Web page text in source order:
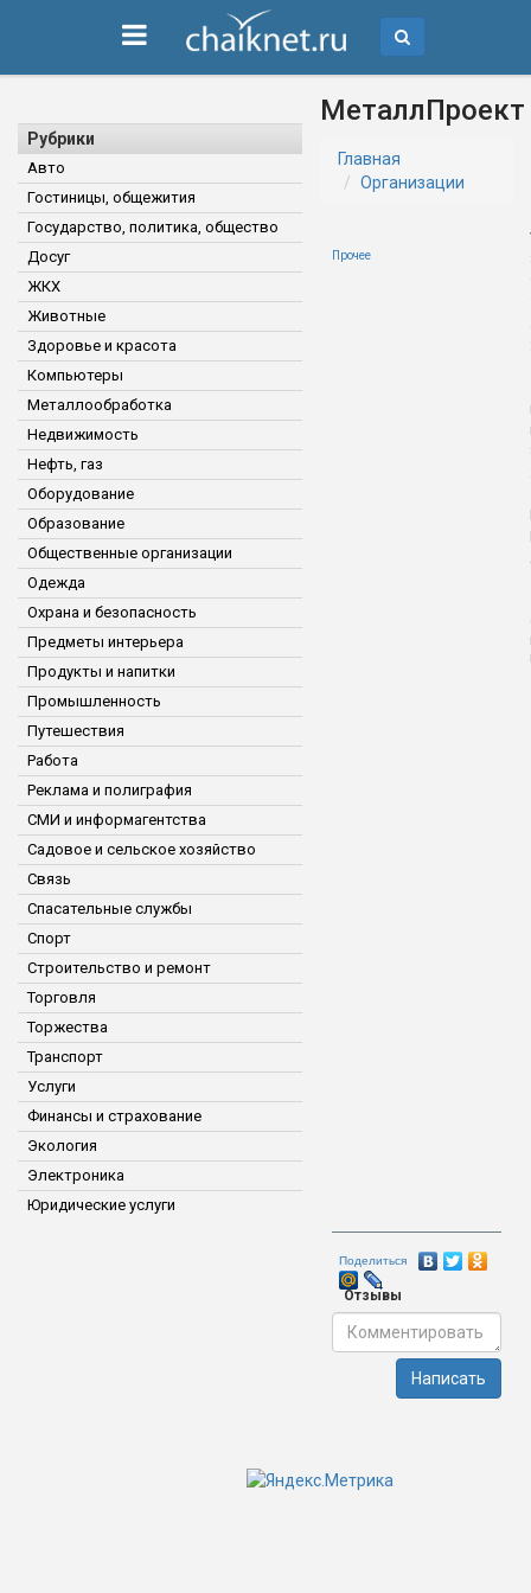
Рубрики
Авто
Гостиницы, общежития
Государство, политика, общество
Досуг
ЖКХ
Животные
Здоровье и красота
Компьютеры
Металлообработка
Недвижимость
Нефть, газ
Оборудование
Образование
Общественные организации
Одежда
Охрана и безопасность
Предметы интерьера
Продукты и напитки
Промышленность
Путешествия
Работа
Реклама и полиграфия
СМИ и информагентства
Садовое и сельское хозяйство
Связь
Спасательные службы
Спорт
Строительство и ремонт
Торговля
Торжества
Транспорт
Услуги
Финансы и страхование
Экология
Электроника
Юридические услуги
МеталлПроект
Главная
Организации
Прочее
Поделиться
Отзывы
Написать